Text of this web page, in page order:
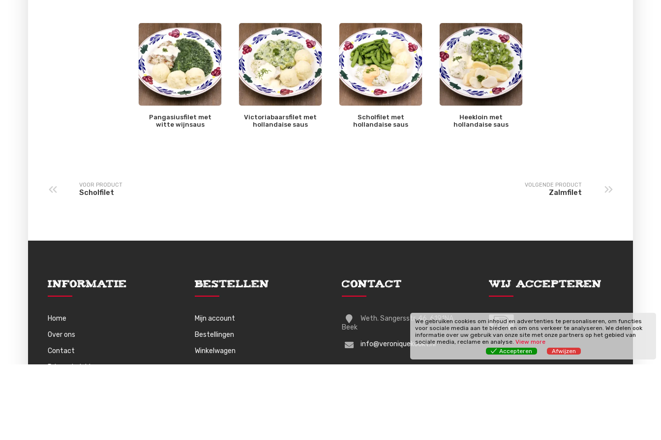
Pangasiusfilet met
witte wijnsaus
Victoriabaarsfilet met
hollandaise saus
Scholfilet met
hollandaise saus
Heekloin met
hollandaise saus
VOOR PRODUCT
Scholfilet
VOLGENDE PRODUCT
Zalmfilet
Informatie
Home
Over ons
Contact
Privacybeleid
Bestellen
Mijn account
Bestellingen
Winkelwagen
Contact
Weth. Sangersstr. 46, 6191NA
Beek
info@veroniquekookt.nl
Wij Accepteren
We gebruiken cookies om inhoud en advertenties te personaliseren, om functies
voor sociale media aan te bieden en om ons verkeer te analyseren. We delen ook
informatie over uw gebruik van onze site met onze partners op het gebied van
sociale media, reclame en analyse. View more
Accepteren
Afwijzen